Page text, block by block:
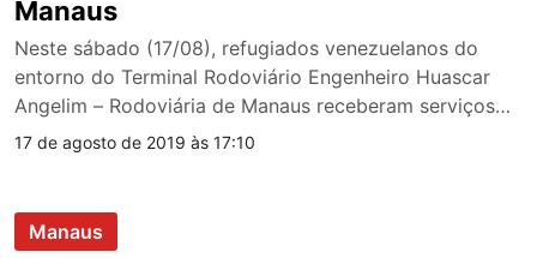
Manaus
Neste sábado (17/08), refugiados venezuelanos do
entorno do Terminal Rodoviário Engenheiro Huascar
Angelim – Rodoviária de Manaus receberam serviços
de…
17 de agosto de 2019 às 17:10
Manaus